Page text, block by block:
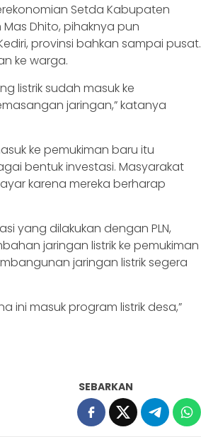
Setda Kabupaten
Dhito, pihaknya pun
provinsi bahkan sampai pusat.
ke warga.
listrik sudah masuk ke
jaringan,” katanya
ke pemukiman baru itu
bentuk investasi. Masyarakat
karena mereka berharap
yang dilakukan dengan PLN,
jaringan listrik ke pemukiman
jaringan listrik segera
ini masuk program listrik desa,”
SEBARKAN